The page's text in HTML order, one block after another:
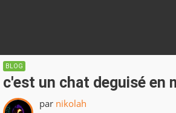
BLOG
c'est un chat deguisé en
par nikolah